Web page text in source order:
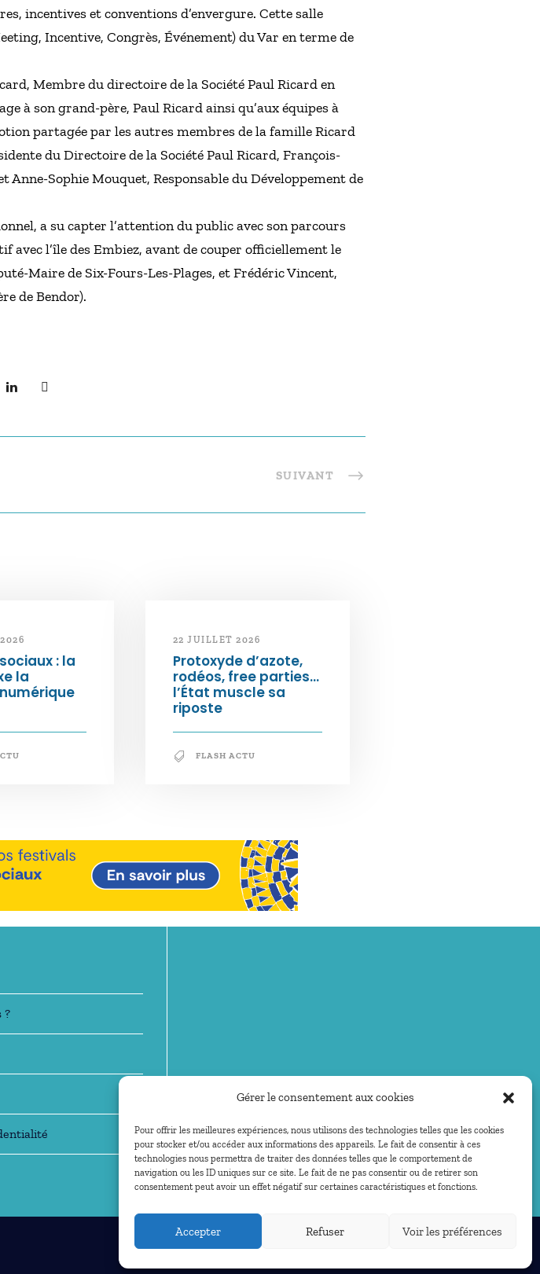
Gérer le consentement aux cookies
Pour offrir les meilleures expériences, nous utilisons des technologies telles que les cookies
pour stocker et/ou accéder aux informations des appareils. Le fait de consentir à ces
technologies nous permettra de traiter des données telles que le comportement de
navigation ou les ID uniques sur ce site. Le fait de ne pas consentir ou de retirer son
consentement peut avoir un effet négatif sur certaines caractéristiques et fonctions.
Accepter Refuser Voir les préférences
incentives et conventions d’envergure. Cette salle
Incentive, Congrès, Événement) du Var en terme de
Membre du directoire de la Société Paul Ricard en
à son grand-père, Paul Ricard ainsi qu’aux équipes à
partagée par les autres membres de la famille Ricard
du Directoire de la Société Paul Ricard, François-
Sophie Mouquet, Responsable du Développement de
a su capter l’attention du public avec son parcours
l’île des Embiez, avant de couper officiellement le
Maire de Six-Fours-Les-Plages, et Frédéric Vincent,
de Bendor).
SUIVANT
: la
la
22 JUILLET 2026
Protoxyde d’azote,
rodéos, free parties…
l’État muscle sa
riposte
FLASH ACTU
?